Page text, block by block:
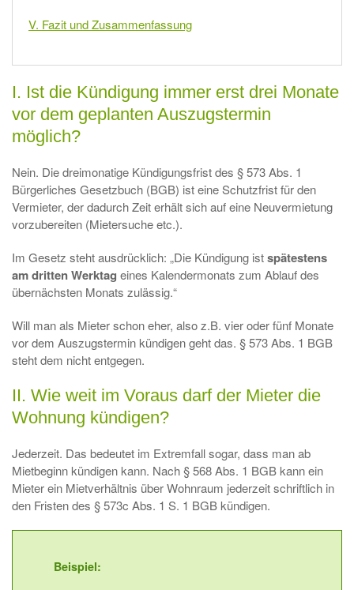
V. Fazit und Zusammenfassung
I. Ist die Kündigung immer erst drei Monate
vor dem geplanten Auszugstermin
möglich?
Nein. Die dreimonatige Kündigungsfrist des § 573 Abs. 1
Bürgerliches Gesetzbuch (BGB) ist eine Schutzfrist für den
Vermieter, der dadurch Zeit erhält sich auf eine Neuvermietung
vorzubereiten (Mietersuche etc.).
Im Gesetz steht ausdrücklich: „Die Kündigung istspätestens
am dritten Werktag eines Kalendermonats zum Ablauf des
übernächsten Monats zulässig.“
Will man als Mieter schon eher, also z.B. vier oder fünf Monate
vor dem Auszugstermin kündigen geht das. § 573 Abs. 1 BGB
steht dem nicht entgegen.
II. Wie weit im Voraus darf der Mieter die
Wohnung kündigen?
Jederzeit. Das bedeutet im Extremfall sogar, dass man ab
Mietbeginn kündigen kann. Nach § 568 Abs. 1 BGB kann ein
Mieter ein Mietverhältnis über Wohnraum jederzeit schriftlich in
den Fristen des § 573c Abs. 1 S. 1 BGB kündigen.
Beispiel: